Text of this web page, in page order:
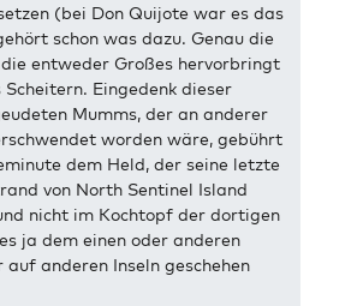
(bei Don Quijote war es das
schon was dazu. Genau die
entweder Großes hervorbringt
Eingedenk dieser
Mumms, der an anderer
worden wäre, gebührt
dem Held, der seine letzte
von North Sentinel Island
nicht im Kochtopf der dortigen
ja dem einen oder anderen
auf anderen Inseln geschehen